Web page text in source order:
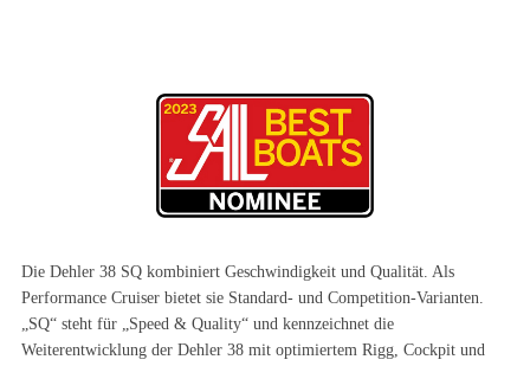
Die Dehler 38 SQ kombiniert Geschwindigkeit und Qualität. Als
Performance Cruiser bietet sie Standard- und Competition-Varianten.
„SQ“ steht für „Speed & Quality“ und kennzeichnet die
Weiterentwicklung der Dehler 38 mit optimiertem Rigg, Cockpit und